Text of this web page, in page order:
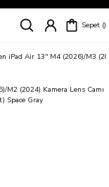
Sepet
iPad Air 13'' M4 (2026)/M3